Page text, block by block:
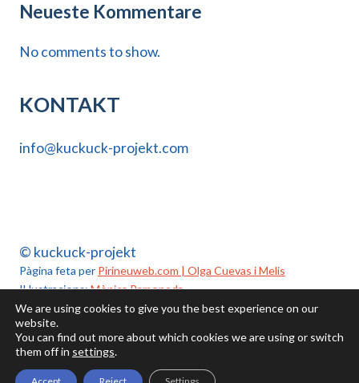
Neueste Kommentare
No comments to show.
© kuckuck-projekt
Pàgina feta per Pirineuweb.com | Olga Cuevas i Melis
Il·lustracions:Mònica Ramoneda
KONTAKT
info@kuckuck-projekt.com
Política de cookies
We are using cookies to give you the best experience on our
website.
You can find out more about which cookies we are using or switch
them off in settings.